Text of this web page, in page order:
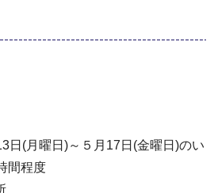
日(月曜日)～５月17日(金曜日)のい
間程度